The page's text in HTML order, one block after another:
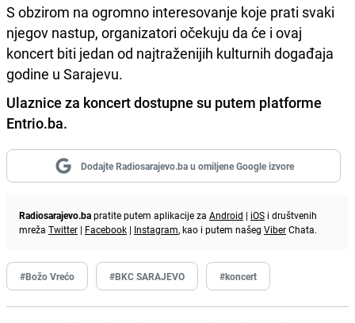
S obzirom na ogromno interesovanje koje prati svaki
njegov nastup, organizatori očekuju da će i ovaj
koncert biti jedan od najtraženijih kulturnih događaja
godine u Sarajevu.
Ulaznice za koncert dostupne su putem platforme
Entrio.ba.
Dodajte Radiosarajevo.ba u omiljene Google izvore
Radiosarajevo.bapratite putem aplikacije za Android | iOS i društvenih
mreža Twitter | Facebook | Instagram, kao i putem našeg ViberChata.
#Božo Vrećo #BKC SARAJEVO #koncert